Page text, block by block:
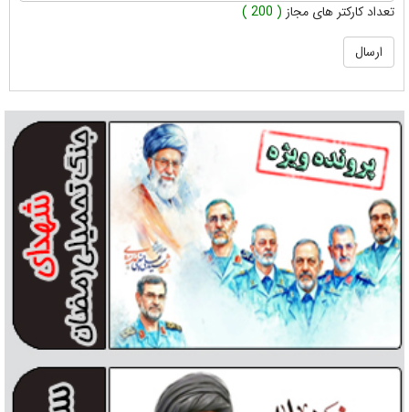
تعداد کارکتر های مجاز ( 200 )